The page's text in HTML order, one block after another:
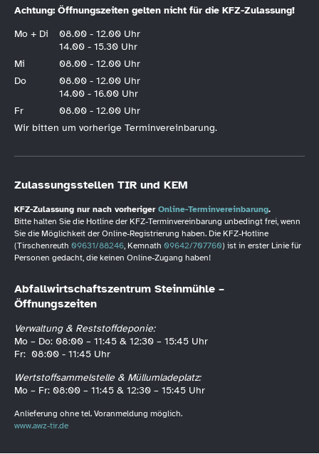
Achtung: Öffnungszeiten gelten nicht für die KFZ-Zulassung!
Mo + Di
08.00 - 12.00 Uhr
14.00 - 15.30 Uhr
Mi
08.00 - 12.00 Uhr
Do
08.00 - 12.00 Uhr
14.00 - 16.00 Uhr
Fr
08.00 - 12.00 Uhr
Wir bitten um vorherige Terminvereinbarung.
Zulassungsstellen TIR und KEM
KFZ-Zulassung nur nach vorheriger Online-Terminvereinbarung.
Bitte halten Sie die Hotline der KFZ-Terminvereinbarung unbedingt frei, wenn
Sie die Möglichkeit der Online-Registrierung haben. Die KFZ-Hotline
(Tirschenreuth 09631/88246, Kemnath 09642/707760) ist in erster Linie für
Personen gedacht, die keinen Online-Zugang haben!
Abfallwirtschaftszentrum Steinmühle –
Öffnungszeiten
Verwaltung & Reststoffdeponie:
Mo – Do: 08:00 – 11:45 & 12:30 – 15:45 Uhr
Fr: 08:00 - 11:45 Uhr
Wertstoffsammelstelle & Müllumladeplatz:
Mo – Fr: 08:00 – 11:45 & 12:30 – 15:45 Uhr
Anlieferung ohne tel. Voranmeldung möglich.
www.awz-tir.de